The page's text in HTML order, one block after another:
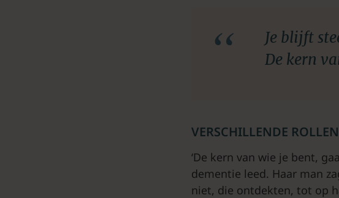
Je blijft
De kern
VERSCHILLENDE ROLLEN
‘De kern van wie je bent,
dementie leed. Haar man
niet, die ontdekten, tot op